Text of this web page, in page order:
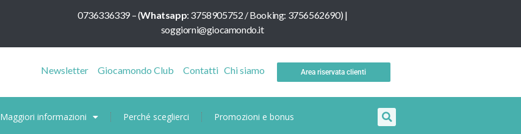
0736336339 –(Whatsapp: 3758905752 /Booking: 3756562690) |
soggiorni@giocamondo.it
Newsletter Giocamondo Club Contatti Chi siamo Area riservata clienti
Maggiori informazioni Perché sceglierci Promozioni e bonus